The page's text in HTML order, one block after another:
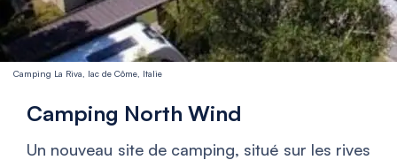
Camping La Riva, lac de Côme, Italie
Camping North Wind
Un nouveau site de camping, situé sur les rives